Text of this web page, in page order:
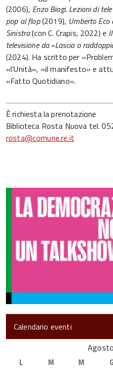
(2006), Enzo Biagi. Lezioni di
pop al flop(2019), Umberto
Sinistra(con C. Crapis, 2022) e
televisione da «Lascia o
(2024). Ha scritto per
«l’Unità», «il manifesto» e
«Fatto Quotidiano».
È richiesta la prenotazione
Biblioteca Rosta Nuova tel.
rosta@comune.re.it
Calendario eventi
L M M G